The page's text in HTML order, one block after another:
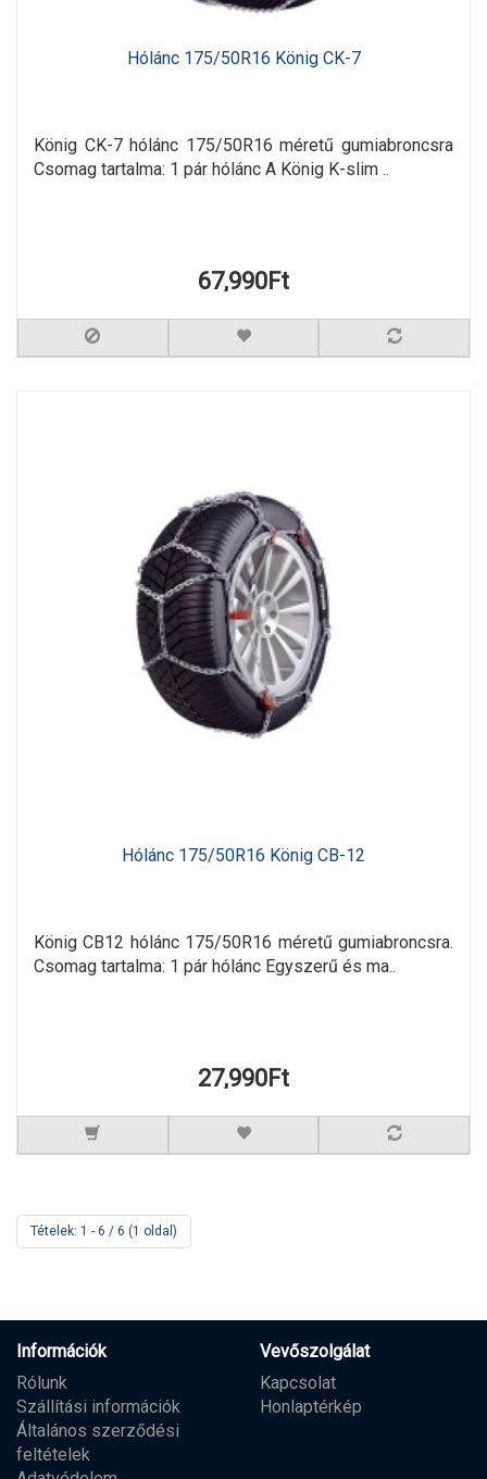
Hólánc 175/50R16 König CK-7
König CK-7 hólánc 175/50R16 méretű gumiabroncsra
Csomag tartalma: 1 pár hólánc A König K-slim ..
67,990Ft
Hólánc 175/50R16 König CB-12
König CB12 hólánc 175/50R16 méretű gumiabroncsra.
Csomag tartalma: 1 pár hólánc Egyszerű és ma..
27,990Ft
Tételek: 1 - 6 / 6 (1 oldal)
Információk
Rólunk
Szállítási információk
Általános szerződési
feltételek
Vevőszolgálat
Kapcsolat
Honlaptérkép